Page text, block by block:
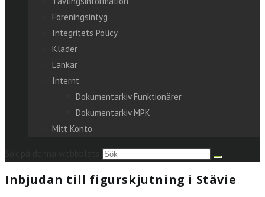
Föreningsintyg
Integritets Policy
Kläder
Länkar
Internt
Dokumentarkiv Funktionärer
Dokumentarkiv MPK
Mitt Konto
Inbjudan till figurskjutning i Stävie